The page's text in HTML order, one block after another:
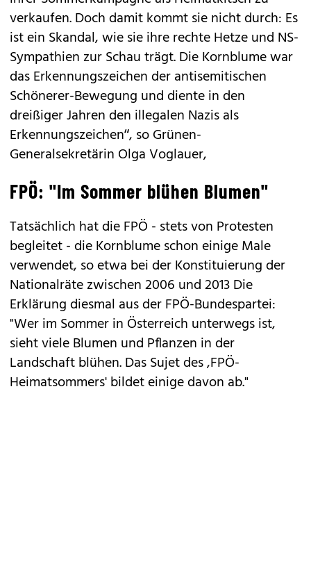
verkaufen. Doch damit kommt sie nicht durch: Es
ist ein Skandal, wie sie ihre rechte Hetze und NS-
Sympathien zur Schau trägt. Die Kornblume war
das Erkennungszeichen der antisemitischen
Schönerer-Bewegung und diente in den
dreißiger Jahren den illegalen Nazis als
Erkennungszeichen“, so Grünen-
Generalsekretärin Olga Voglauer,
FPÖ: "Im Sommer blühen Blumen"
Tatsächlich hat die FPÖ - stets von Protesten
begleitet - die Kornblume schon einige Male
verwendet, so etwa bei der Konstituierung der
Nationalräte zwischen 2006 und 2013 Die
Erklärung diesmal aus der FPÖ-Bundespartei:
"Wer im Sommer in Österreich unterwegs ist,
sieht viele Blumen und Pflanzen in der
Landschaft blühen. Das Sujet des ,FPÖ-
Heimatsommers' bildet einige davon ab."